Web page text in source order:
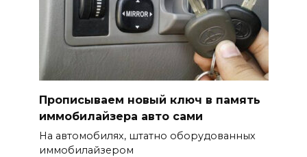
Прописываем новый ключ в память
иммобилайзера авто сами
На автомобилях, штатно оборудованных
иммобилайзером